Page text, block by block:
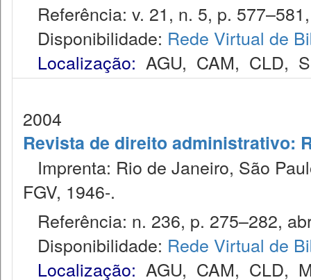
Referência: v. 21, n. 5, p.
Disponibilidade: Rede Virtual de
Localização: AGU, CAM, CLD,
2004
Revista de direito administrativo:
Imprenta: Rio de Janeiro, São
FGV, 1946-.
Referência: n. 236, p. 275–282,
Disponibilidade: Rede Virtual de
Localização: AGU, CAM, CLD,